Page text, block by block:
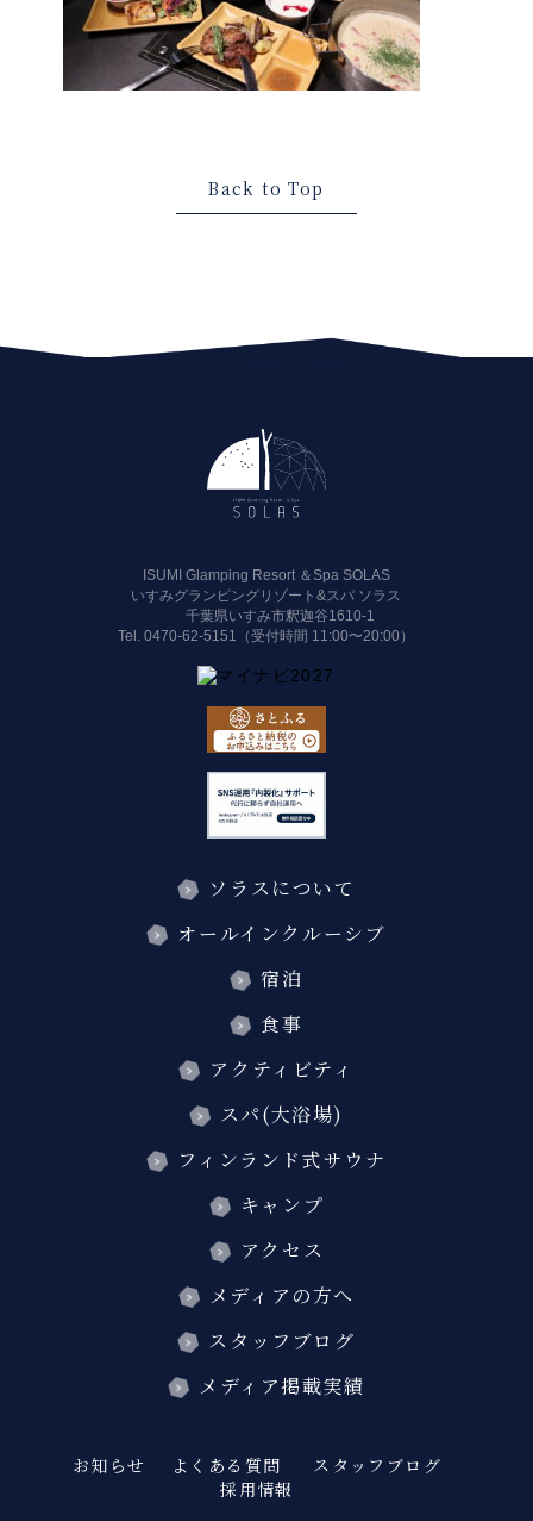
Back to Top
ISUMI Glamping Resort ＆Spa SOLAS
いすみグランピングリゾート&スパ ソラス
千葉県いすみ市釈迦谷1610-1
Tel.0470-62-5151（受付時間 11:00〜20:00）
ソラスについて
オールインクルーシブ
宿泊
食事
アクティビティ
スパ(大浴場)
フィンランド式サウナ
キャンプ
アクセス
メディアの方へ
スタッフブログ
メディア掲載実績
お知らせ よくある質問
スタッフブログ
採用情報